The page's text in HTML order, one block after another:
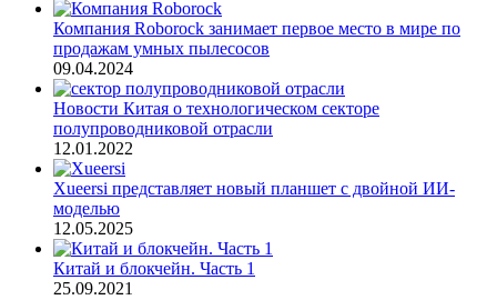
Компания Roborock занимает первое место в мире по
продажам умных пылесосов
09.04.2024
Новости Китая о технологическом секторе
полупроводниковой отрасли
12.01.2022
Xueersi представляет новый планшет с двойной ИИ-
моделью
12.05.2025
Китай и блокчейн. Часть 1
25.09.2021